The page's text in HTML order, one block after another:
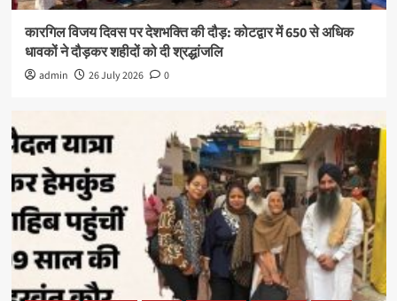
कारगिल विजय दिवस पर देशभक्ति की दौड़: कोटद्वार में 650 से अधिक
धावकों ने दौड़कर शहीदों को दी श्रद्धांजलि
admin 26 July 2026 0